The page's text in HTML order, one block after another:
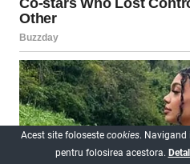
Acest site foloseste cookies. Navigand
pentru folosirea acestora.